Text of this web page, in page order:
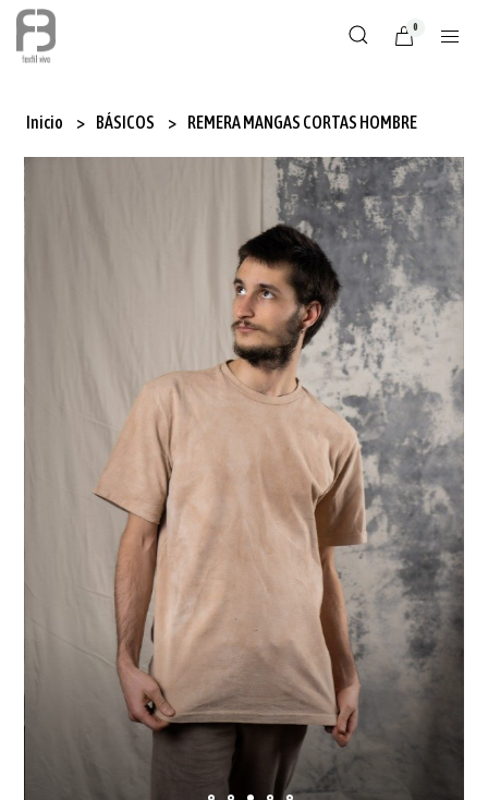
0
Inicio BÁSICOS REMERA MANGAS CORTAS HOMBRE